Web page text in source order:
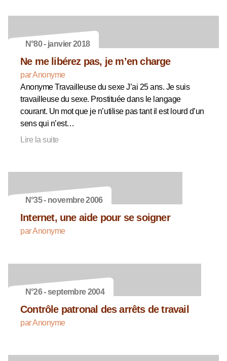
N°80 - janvier 2018
Ne me libérez pas, je m’en charge
par Anonyme
Anonyme Travailleuse du sexe J’ai 25 ans. Je suis
travailleuse du sexe. Prostituée dans le langage
courant. Un mot que je n’utilise pas tant il est lourd d’un
sens qui n’est…
Lire la suite
N°35 - novembre 2006
Internet, une aide pour se soigner
par Anonyme
N°26 - septembre 2004
Contrôle patronal des arrêts de travail
par Anonyme